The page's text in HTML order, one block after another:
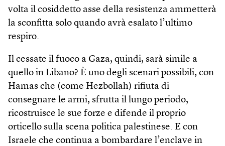
volta il cosiddetto asse della resistenza ammetterà
la sconfitta solo quando avrà esalato l’ultimo
respiro.
Il cessate il fuoco a Gaza, quindi, sarà simile a
quello in Libano? È uno degli scenari possibili, con
Hamas che (come Hezbollah) rifiuta di
consegnare le armi, sfrutta il lungo periodo,
ricostruisce le sue forze e difende il proprio
orticello sulla scena politica palestinese. E con
Israele che continua a bombardare l’enclave in